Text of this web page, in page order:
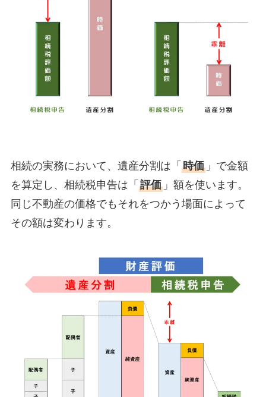
相続の実務において、遺産分割は「 時価」で金額
を算定し、相続税申告は「 評価」額を使います。
同じ不動産の価格でもそれをつかう場面によって
その額は変わります。